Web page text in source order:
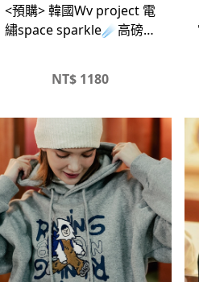
<預購> 韓國Wv project 電
繡space sparkle☄️高磅刷
NT$ 1180